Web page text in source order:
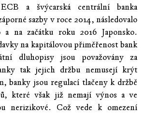
a švýcarská centrální banka
sazby v roce 2014, následovalo
a na začátku roku 2016 Japonsko.
na kapitálovou přiměřenost bank
dluhopisy jsou považovány za
tak jejich držbu nemusejí krýt
banky jsou regulací tlačeny k držbě
které však již nemají výnos a ve
nerizikové. Což vede k omezení